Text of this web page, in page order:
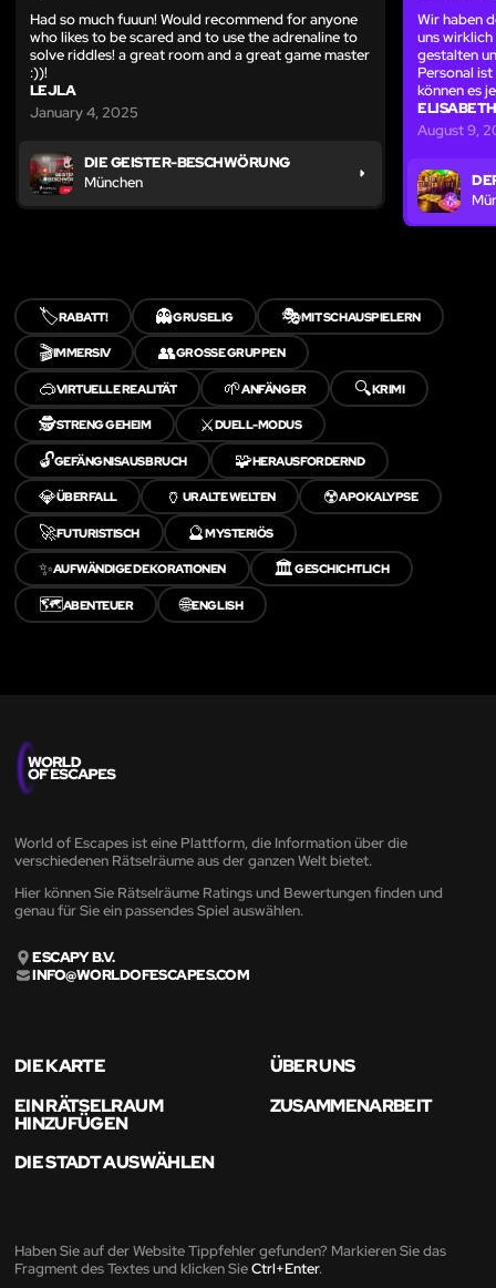
Had so much fuuun! Would recommend for anyone
who likes to be scared and to use the adrenaline to
solve riddles! a great room and a great game master
:))!
LEJLA
January 4, 2025
DIE GEISTER-BESCHWÖRUNG
München
Wir haben
uns
gestalten
Personal
können es
ELISABETH
August 9,
🏷️RABATT! 👻GRUSELIG 🎭MIT SCHAUSPIELERN
🎬IMMERSIV 👥GROSSE GRUPPEN
🥽VIRTUELLE REALITÄT 🌱ANFÄNGER 🔍KRIMI
🕵️STRENG GEHEIM ⚔️DUELL-MODUS
🔓GEFÄNGNISAUSBRUCH 🧩HERAUSFORDERND
💎ÜBERFALL 🏺 URALTE WELTEN ☢️APOKALYPSE
🚀FUTURISTISCH 🔮MYSTERIÖS
✨AUFWÄNDIGE DEKORATIONEN 🏛️GESCHICHTLICH
🗺️ABENTEUER 🌐ENGLISH
World of Escapes ist eine Plattform, die Information über die
verschiedenen Rätselräume aus der ganzen Welt bietet.
Hier können Sie Rätselräume Ratings und Bewertungen finden und
genau für Sie ein passendes Spiel auswählen.
ESCAPY B.V.
INFO@WORLDOFESCAPES.COM
DIE KARTE
ÜBER UNS
EIN RÄTSELRAUM
HINZUFÜGEN
ZUSAMMENARBEIT
DIE STADT AUSWÄHLEN
Haben Sie auf der Website Tippfehler gefunden? Markieren Sie das
Fragment des Textes und klicken SieCtrl+Enter.